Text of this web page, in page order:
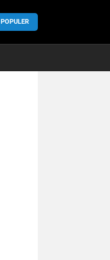
POPULER